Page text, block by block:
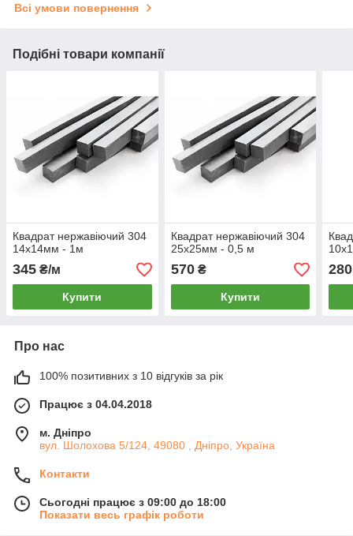
Всі умови повернення
Подібні товари компанії
Квадрат нержавіючий 304
14х14мм - 1м
345 ₴/м
Купити
Квадрат нержавіючий 304
25х25мм - 0,5 м
570₴
Купити
280
Про нас
100% позитивних з 10 відгуків за рік
Працює з 04.04.2018
м. Дніпро
вул. Шолохова 5/124, 49080 , Дніпро, Україна
Контакти
Сьогодні працює з 09:00 до 18:00
Показати весь графік роботи